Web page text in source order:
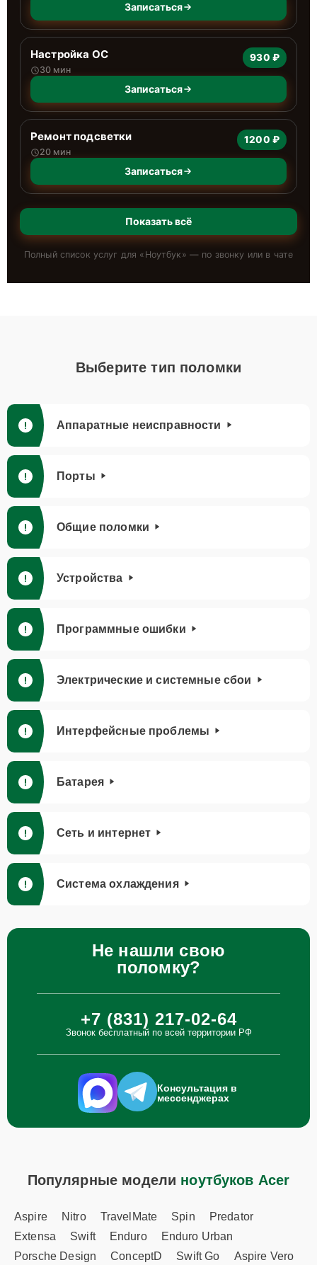
Записаться
Настройка ОС
30 мин
930 ₽
Записаться
Ремонт подсветки
20 мин
1200 ₽
Записаться
Показать всё
Полный список услуг для « Ноутбук » — по звонку или в чате
Выберите тип поломки
Аппаратные неисправности
Порты
Общие поломки
Устройства
Программные ошибки
Электрические и системные сбои
Интерфейсные проблемы
Батарея
Сеть и интернет
Система охлаждения
Не нашли свою
поломку?
+7 (831) 217-02-64
Звонок бесплатный по всей территории РФ
Консультация в
мессенджерах
Популярные модели ноутбуков Acer
Aspire Nitro TravelMate Spin
Predator
Extensa
Swift Enduro
Enduro Urban
Porsche Design
ConceptD Swift Go Aspire Vero